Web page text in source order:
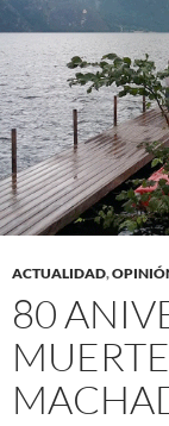
ACTUALIDAD,
80